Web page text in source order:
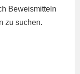
Beweismitteln
zu suchen.